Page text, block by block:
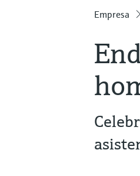
Empresa